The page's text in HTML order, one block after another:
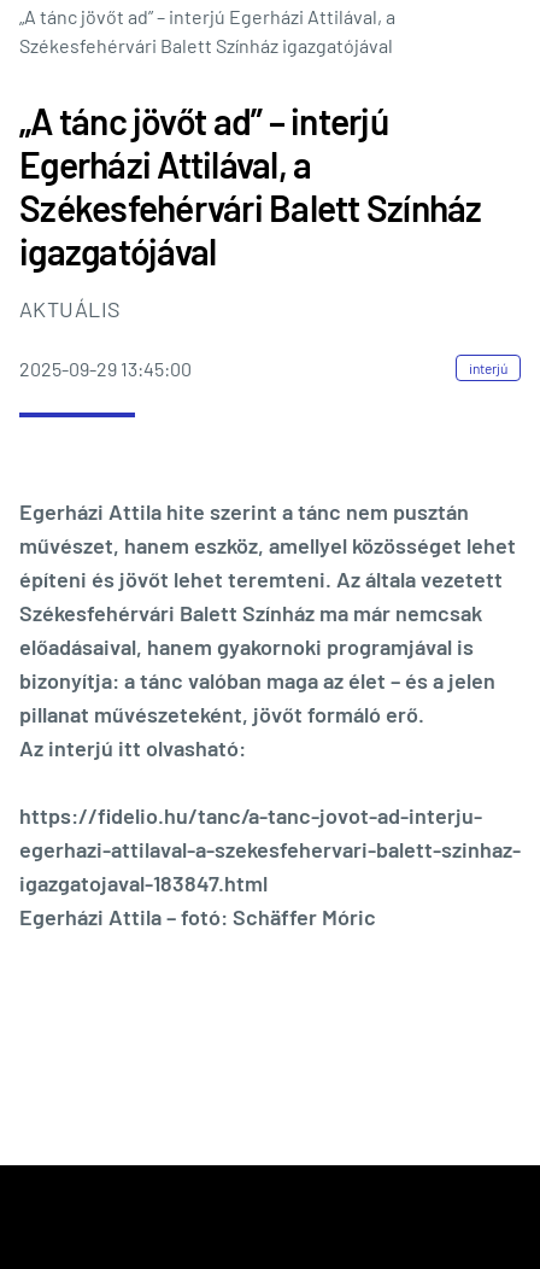
„A tánc jövőt ad” – interjú Egerházi Attilával, a
Székesfehérvári Balett Színház igazgatójával
„A tánc jövőt ad” – interjú
Egerházi Attilával, a
Székesfehérvári Balett Színház
igazgatójával
AKTUÁLIS
2025-09-29 13:45:00 interjú
Egerházi Attila hite szerint a tánc nem pusztán
művészet, hanem eszköz, amellyel közösséget lehet
építeni és jövőt lehet teremteni. Az általa vezetett
Székesfehérvári Balett Színház ma már nemcsak
előadásaival, hanem gyakornoki programjával is
bizonyítja: a tánc valóban maga az élet – és a jelen
pillanat művészeteként, jövőt formáló erő.
Az interjú itt olvasható:
https://fidelio.hu/tanc/a-tanc-jovot-ad-interju-
egerhazi-attilaval-a-szekesfehervari-balett-szinhaz-
igazgatojaval-183847.html
Egerházi Attila – fotó: Schäffer Móric